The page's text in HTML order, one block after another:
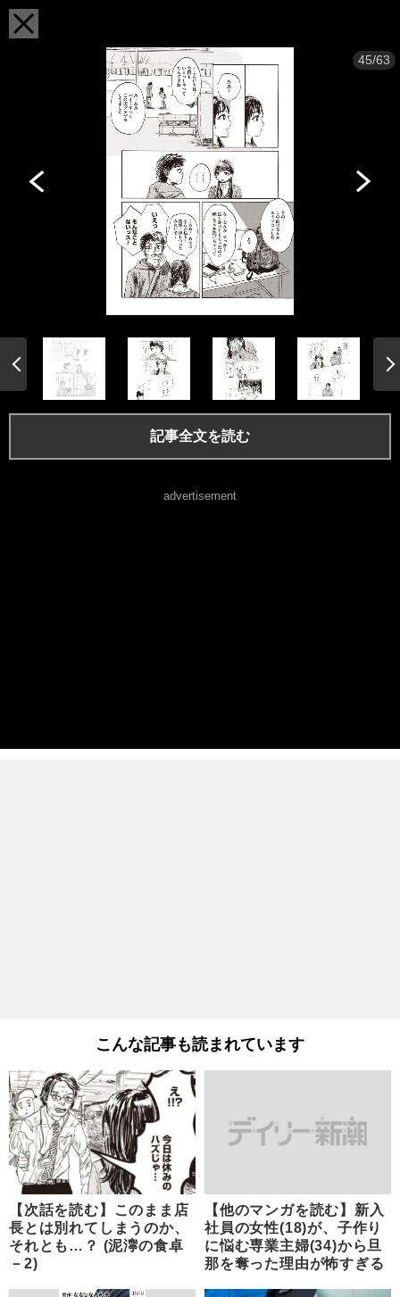
45/63
記事全文を読む
advertisement
こんな記事も読まれています
【次話を読む】このまま店
長とは別れてしまうのか、
それとも…？ (泥濘の食卓
－2)
【他のマンガを読む】新入
社員の女性(18)が、子作り
に悩む専業主婦(34)から旦
那を奪った理由が怖すぎる